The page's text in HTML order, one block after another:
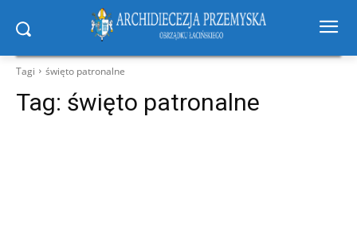
Tagi święto patronalne
Tag: święto patronalne